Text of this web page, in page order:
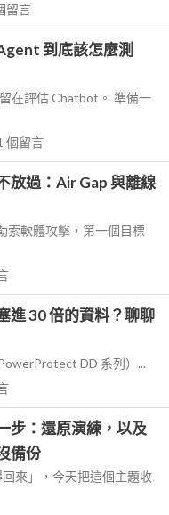
留言
到底該怎麼測
在評估 Chatbot。 準備一
個留言
放過：Air Gap 與離線
索軟體攻擊，第一個目標
進 30 倍的資料？聊聊
DD 系列）...
步：還原演練，以及
備份
來」，今天把這個主題收